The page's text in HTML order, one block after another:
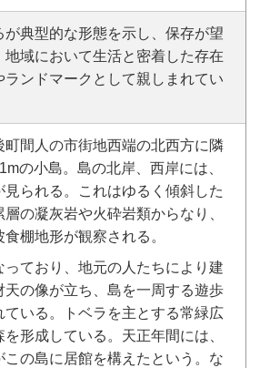
が典型的な形態を示し、保存が望
地域において生活と密着した存在
ランドマークとして親しまれてい
町間人の市街地西端の北西方に隣
の小島。島の北岸、西岸には、
見られる。これはゆるく傾斜した
の凝灰岩や火砕岩類からなり、
棚地形が観察される。
っており、地元の人たちにより建
天の像が立ち、島を一周する遊歩
ている。トベラを主とする常緑広
形成している。天正年間には、
この島に居館を構えたという。な